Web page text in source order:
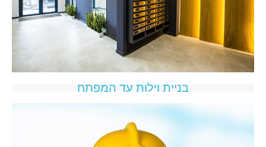
בניית וילות עד המפתח